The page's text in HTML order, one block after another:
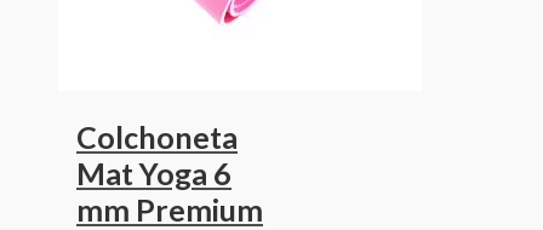
Colchoneta
Mat Yoga 6
mm Premium